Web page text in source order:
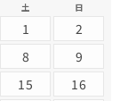
土 日
1
2
8
9
15
16